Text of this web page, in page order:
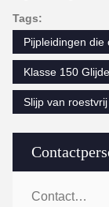
Contactpersonen:
Tags:
Pijpleidingen die
Klasse 150
Slijp van